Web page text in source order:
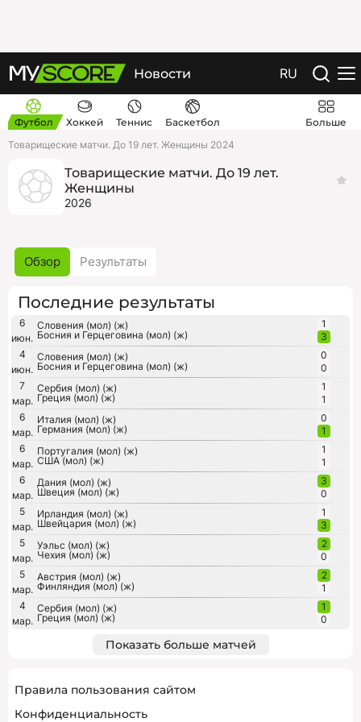
Новости RU
Футбол Хоккей Теннис Баскетбол
Больше
Товарищеские матчи. До 19 лет. Женщины 2024
Товарищеские матчи. До 19 лет.
Женщины
2026
Обзор Результаты
Последние результаты
6
июн.
Словения (мол) (ж)
Босния и Герцеговина (мол) (ж)
1
3
4
июн.
Словения (мол) (ж)
Босния и Герцеговина (мол) (ж)
0
0
7
мар.
Сербия (мол) (ж)
Греция (мол) (ж)
1
1
6
мар.
Италия (мол) (ж)
Германия (мол) (ж)
0
1
6
мар.
Португалия (мол) (ж)
США (мол) (ж)
1
1
6
мар.
Дания (мол) (ж)
Швеция (мол) (ж)
3
0
5
мар.
Ирландия (мол) (ж)
Швейцария (мол) (ж)
1
3
5
мар.
Уэльс (мол) (ж)
Чехия (мол) (ж)
2
0
5
мар.
Австрия (мол) (ж)
Финляндия (мол) (ж)
2
1
4
мар.
Сербия (мол) (ж)
Греция (мол) (ж)
1
0
Показать больше матчей
Правила пользования сайтом
Конфиденциальность